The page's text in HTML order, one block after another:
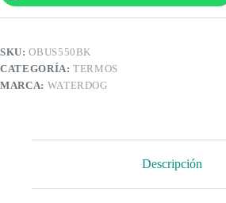
SKU:OBUS550BK
CATEGORÍA:TERMOS
MARCA: WATERDOG
Descripción